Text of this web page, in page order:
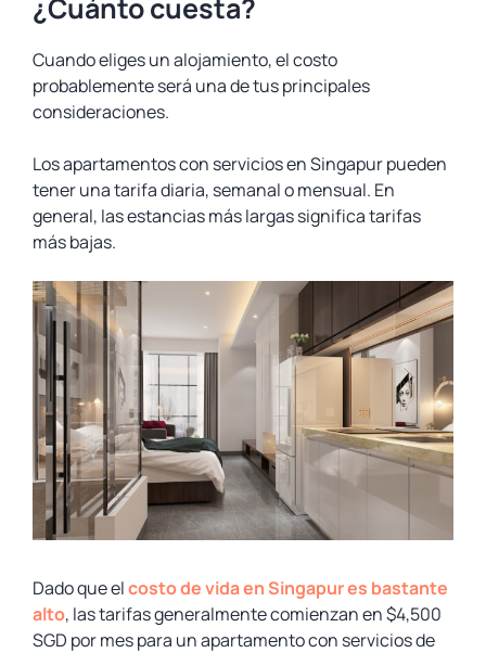
¿Cuánto cuesta?
Cuando eliges un alojamiento, el costo
probablemente será una de tus principales
consideraciones.
Los apartamentos con servicios en Singapur pueden
tener una tarifa diaria, semanal o mensual. En
general, las estancias más largas significa tarifas
más bajas.
Dado que elcosto de vida en Singapur es bastante
alto, las tarifas generalmente comienzan en $4,500
SGD por mes para un apartamento con servicios de